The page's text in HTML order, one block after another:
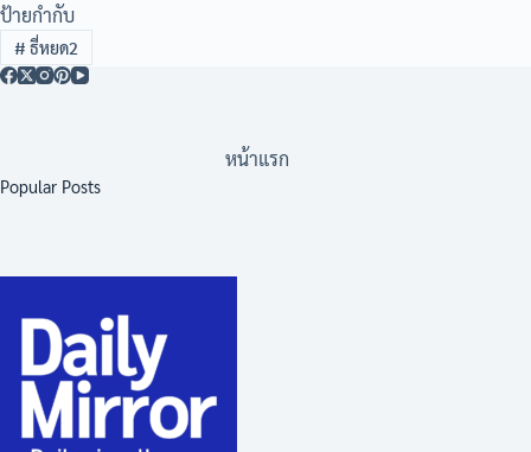
ป้ายกำกับ
# ธี่หยด2
หน้าแรก
Popular Posts